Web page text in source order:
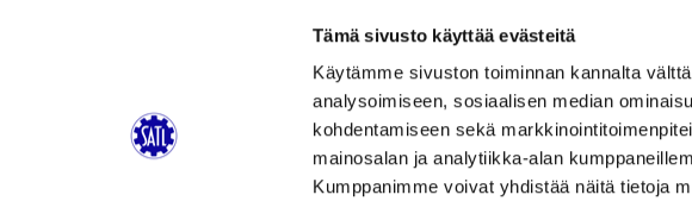
Tämä sivusto käyttää evästeitä
Käytämme sivuston toiminnan kannalta
analysoimiseen, sosiaalisen median
kohdentamiseen sekä
mainosalan ja analytiikka-alan
Kumppanimme voivat yhdistää näitä tietoja
-
Case:
-
-